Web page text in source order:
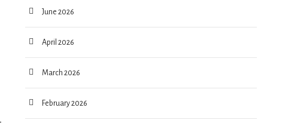
June 2026
April 2026
March 2026
February 2026